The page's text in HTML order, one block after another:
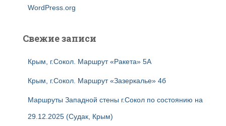
WordPress.org
Свежие записи
Крым, г.Сокол. Маршрут «Ракета» 5А
Крым, г.Сокол. Маршрут «Зазеркалье» 4б
Маршруты Западной стены г.Сокол по состоянию на
29.12.2025 (Судак, Крым)